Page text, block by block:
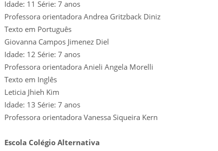
Idade: 11 Série: 7 anos
Professora orientadora Andrea Gritzback Diniz
Texto em Português
Giovanna Campos Jimenez Diel
Idade: 12 Série: 7 anos
Professora orientadora Anieli Angela Morelli
Texto em Inglês
Leticia Jhieh Kim
Idade: 13 Série: 7 anos
Professora orientadora Vanessa Siqueira Kern
Escola Colégio Alternativa